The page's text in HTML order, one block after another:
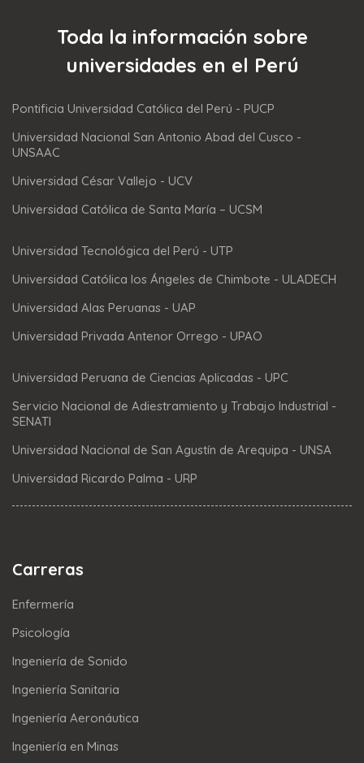
Toda la información sobre
universidades en el Perú
Pontificia Universidad Católica del Perú - PUCP
Universidad Nacional San Antonio Abad del Cusco -
UNSAAC
Universidad César Vallejo - UCV
Universidad Católica de Santa María – UCSM
Universidad Tecnológica del Perú - UTP
Universidad Católica los Ángeles de Chimbote - ULADECH
Universidad Alas Peruanas - UAP
Universidad Privada Antenor Orrego - UPAO
Universidad Peruana de Ciencias Aplicadas - UPC
Servicio Nacional de Adiestramiento y Trabajo Industrial -
SENATI
Universidad Nacional de San Agustín de Arequipa - UNSA
Universidad Ricardo Palma - URP
Carreras
Enfermería
Psicología
Ingeniería de Sonido
Ingeniería Sanitaria
Ingeniería Aeronáutica
Ingeniería en Minas